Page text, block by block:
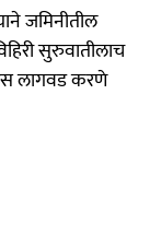
जमिनीतील
सुरुवातीलाच
लागवड करणे